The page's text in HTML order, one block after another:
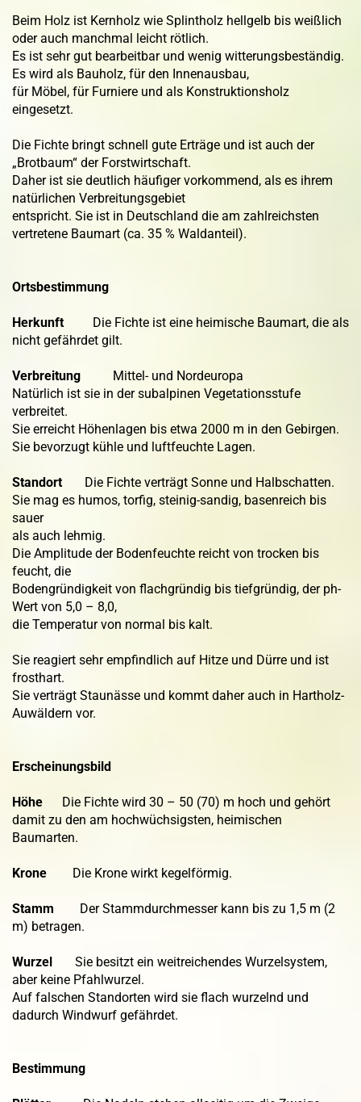
Beim Holz ist Kernholz wie Splintholz hellgelb bis weißlich
oder auch manchmal leicht rötlich.
Es ist sehr gut bearbeitbar und wenig witterungsbeständig.
Es wird als Bauholz, für den Innenausbau,
für Möbel, für Furniere und als Konstruktionsholz
eingesetzt.
Die Fichte bringt schnell gute Erträge und ist auch der
„Brotbaum“ der Forstwirtschaft.
Daher ist sie deutlich häufiger vorkommend, als es ihrem
natürlichen Verbreitungsgebiet
entspricht. Sie ist in Deutschland die am zahlreichsten
vertretene Baumart (ca. 35 % Waldanteil).
Ortsbestimmung
Herkunft Die Fichte ist eine heimische Baumart, die als
nicht gefährdet gilt.
Verbreitung Mittel- und Nordeuropa
Natürlich ist sie in der subalpinen Vegetationsstufe
verbreitet.
Sie erreicht Höhenlagen bis etwa 2000 m in den Gebirgen.
Sie bevorzugt kühle und luftfeuchte Lagen.
StandortDie Fichte verträgt Sonne und Halbschatten.
Sie mag es humos, torfig, steinig-sandig, basenreich bis
sauer
als auch lehmig.
Die Amplitude der Bodenfeuchte reicht von trocken bis
feucht, die
Bodengründigkeit von flachgründig bis tiefgründig, der ph-
Wert von 5,0 – 8,0,
die Temperatur von normal bis kalt.
Sie reagiert sehr empfindlich auf Hitze und Dürre und ist
frosthart.
Sie verträgt Staunässe und kommt daher auch in Hartholz-
Auwäldern vor.
Erscheinungsbild
Höhe Die Fichte wird 30 – 50 (70) m hoch und gehört
damit zu den am hochwüchsigsten, heimischen
Baumarten.
Krone Die Krone wirkt kegelförmig.
Stamm Der Stammdurchmesser kann bis zu 1,5 m (2
m) betragen.
Wurzel Sie besitzt ein weitreichendes Wurzelsystem,
aber keine Pfahlwurzel.
Auf falschen Standorten wird sie flach wurzelnd und
dadurch Windwurf gefährdet.
Bestimmung